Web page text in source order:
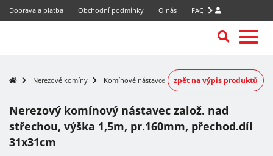
Doprava a platba Obchodní podmínky O nás FAQ
Nerezové komíny Komínové nástavce zpět na výpis produktů
Nerezový komínový nástavec založ. nad
střechou, výška 1,5m, pr.160mm, přechod.díl
31x31cm